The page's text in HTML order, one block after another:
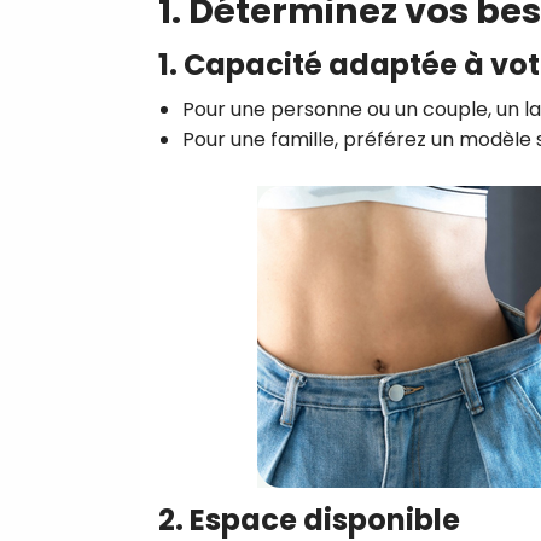
1. Déterminez vos
1. Capacité adaptée à
Pour une personne ou un couple,
Pour une famille, préférez un modèle
2. Espace disponible